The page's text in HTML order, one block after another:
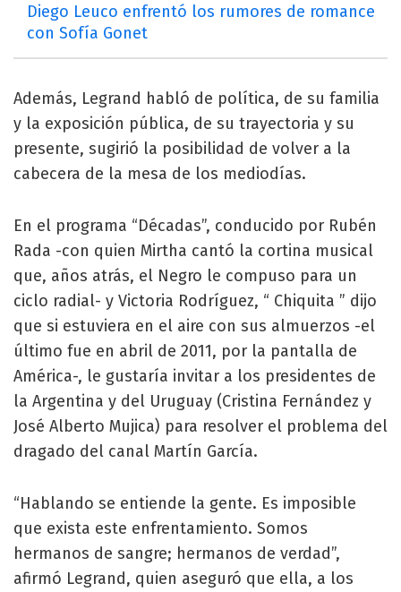
Diego Leuco enfrentó los rumores de romance
con Sofía Gonet
Además, Legrand habló de política, de su familia
y la exposición pública, de su trayectoria y su
presente, sugirió la posibilidad de volver a la
cabecera de la mesa de los mediodías.
En el programa “Décadas”, conducido por Rubén
Rada -con quien Mirtha cantó la cortina musical
que, años atrás, el Negro le compuso para un
ciclo radial- y Victoria Rodríguez, “ Chiquita ” dijo
que si estuviera en el aire con sus almuerzos -el
último fue en abril de 2011, por la pantalla de
América-, le gustaría invitar a los presidentes de
la Argentina y del Uruguay (Cristina Fernández y
José Alberto Mujica) para resolver el problema del
dragado del canal Martín García.
“Hablando se entiende la gente. Es imposible
que exista este enfrentamiento. Somos
hermanos de sangre; hermanos de verdad”,
afirmó Legrand, quien aseguró que ella, a los